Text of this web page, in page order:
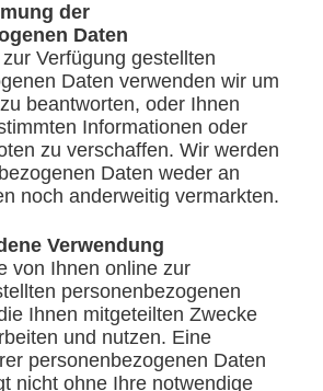
der
Daten
Verfügung gestellten
Daten verwenden wir um
beantworten, oder Ihnen
Informationen oder
zu verschaffen. Wir werden
Daten weder an
noch anderweitig vermarkten.
Verwendung
von Ihnen online zur
personenbezogenen
Ihnen mitgeteilten Zwecke
und nutzen. Eine
personenbezogenen Daten
nicht ohne Ihre notwendige